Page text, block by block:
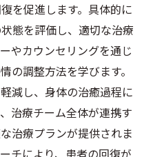
を促進します。具体的に
態を評価し、適切な治療
やカウンセリングを通じ
の調整方法を学びます。
減し、身体の治癒過程に
治療チーム全体が連携す
治療プランが提供されま
チにより、患者の回復が